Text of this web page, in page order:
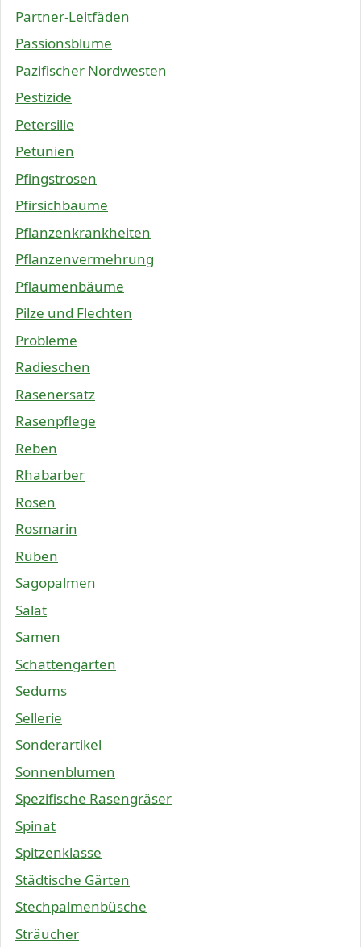
Partner-Leitfäden
Passionsblume
Pazifischer Nordwesten
Pestizide
Petersilie
Petunien
Pfingstrosen
Pfirsichbäume
Pflanzenkrankheiten
Pflanzenvermehrung
Pflaumenbäume
Pilze und Flechten
Probleme
Radieschen
Rasenersatz
Rasenpflege
Reben
Rhabarber
Rosen
Rosmarin
Rüben
Sagopalmen
Salat
Samen
Schattengärten
Sedums
Sellerie
Sonderartikel
Sonnenblumen
Spezifische Rasengräser
Spinat
Spitzenklasse
Städtische Gärten
Stechpalmenbüsche
Sträucher